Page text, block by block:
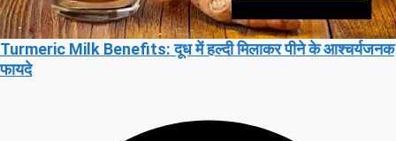
Turmeric Milk Benefits: दूध में हल्दी मिलाकर पीने के आश्चर्यजनक
फायदे